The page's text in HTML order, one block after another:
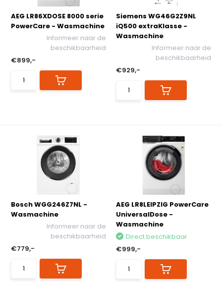
AEG LR86XDOSE 8000 serie
PowerCare - Wasmachine
Informeer naar de
beschikbaarheid
€899,-
Siemens WG46G2Z9NL
iQ500 extraKlasse -
Wasmachine
Informeer naar de
beschikbaarheid
€929,-
Bosch WGG246Z7NL -
Wasmachine
Informeer naar de
beschikbaarheid
€779,-
AEG LR8LEIPZIG PowerCare
UniversalDose -
Wasmachine
Direct beschikbaar
€999,-